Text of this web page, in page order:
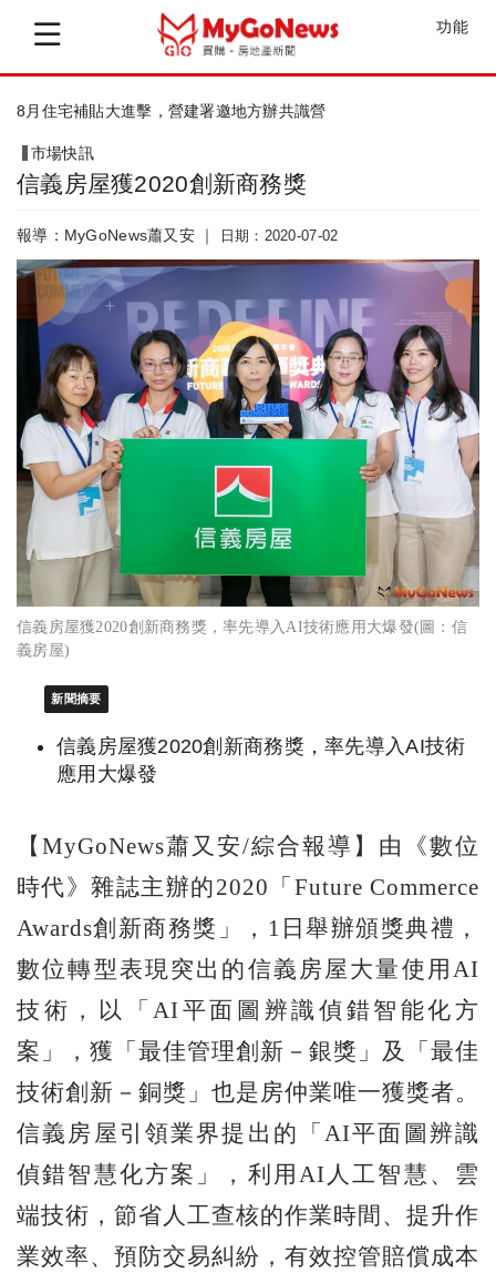
功能
實價再現豪宅，「松濤苑」每坪260萬成交
市場快訊
信義房屋獲2020創新商務獎
報導：MyGoNews蕭又安 ｜ 日期：2020-07-02
信義房屋獲2020創新商務獎，率先導入AI技術應用大爆發(圖：信
義房屋)
新聞摘要
信義房屋獲2020創新商務獎，率先導入AI技術
應用大爆發
【MyGoNews蕭又安/綜合報導】由《數位
時代》雜誌主辦的2020「Future Commerce
Awards創新商務獎」，1日舉辦頒獎典禮，
數位轉型表現突出的信義房屋大量使用AI
技術，以「AI平面圖辨識偵錯智能化方
案」，獲「最佳管理創新－銀獎」及「最佳
技術創新－銅獎」也是房仲業唯一獲獎者。
信義房屋引領業界提出的「AI平面圖辨識
偵錯智慧化方案」，利用AI人工智慧、雲
端技術，節省人工查核的作業時間、提升作
業效率、預防交易糾紛，有效控管賠償成本